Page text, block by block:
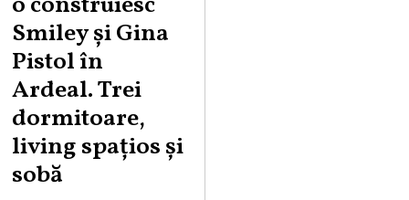
Smiley şi Gina
Pistol în
Ardeal. Trei
dormitoare,
living spațios și
sobă